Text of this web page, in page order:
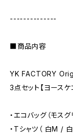
--------------
■商品内容
YK FACTORY
3点セット【ヨース
・エコバッグ（モス
・Tシャツ（ 白M /